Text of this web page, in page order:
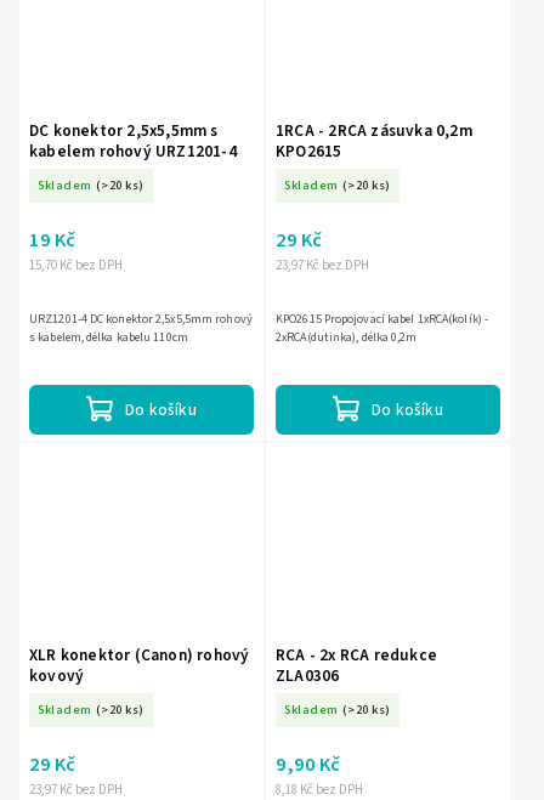
DC konektor 2,5x5,5mm s
kabelem rohový URZ1201-4
Skladem (>20 ks)
15,70 Kč bez DPH
19 Kč
Do košíku
URZ1201-4 DC konektor 2,5x5,5mm rohový
s kabelem, délka kabelu 110cm
1RCA - 2RCA zásuvka 0,2m
KPO2615
Skladem (>20 ks)
23,97 Kč bez DPH
29 Kč
Do košíku
KPO2615 Propojovací kabel 1xRCA(kolík) -
2xRCA(dutinka), délka 0,2m
XLR konektor (Canon) rohový
kovový
Skladem (>20 ks)
23,97 Kč bez DPH
29 Kč
RCA - 2x RCA redukce
ZLA0306
Skladem (>20 ks)
8,18 Kč bez DPH
9,90 Kč